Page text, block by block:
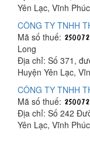
Yên Lạc, Vĩnh Phúc
CÔNG TY TNHH
Mã số thuế:
Long
Địa chỉ: Số 371,
Huyện Yên Lạc,
CÔNG TY TNHH
Mã số thuế:
Địa chỉ: Số 242
Yên Lạc, Vĩnh Phúc